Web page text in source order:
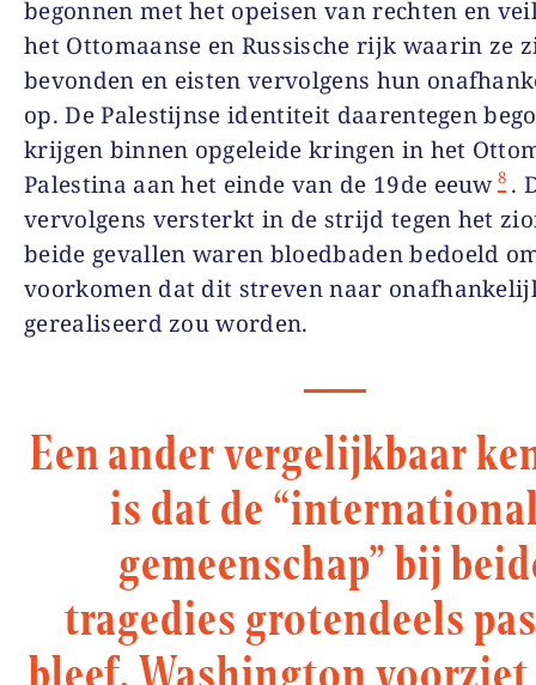
begonnen met het opeisen van rechten en
het Ottomaanse en Russische rijk waarin ze
bevonden en eisten vervolgens hun
op. De Palestijnse identiteit daarentegen
krijgen binnen opgeleide kringen in het
Palestina aan het einde van de 19de eeuw 8 .
vervolgens versterkt in de strijd tegen het
beide gevallen waren bloedbaden bedoeld
voorkomen dat dit streven naar
gerealiseerd zou worden.
Een ander vergelijkbaar
is dat de
gemeenschap” bij
tragedies grotendeels
bleef. Washington